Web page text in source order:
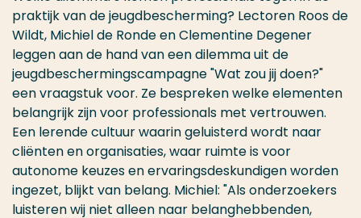
praktijk van de jeugdbescherming? Lectoren Roos de
Wildt, Michiel de Ronde en Clementine Degener
leggen aan de hand van een dilemma uit de
jeugdbeschermingscampagne "Wat zou jij doen?"
een vraagstuk voor. Ze bespreken welke elementen
belangrijk zijn voor professionals met vertrouwen.
Een lerende cultuur waarin geluisterd wordt naar
cliënten en organisaties, waar ruimte is voor
autonome keuzes en ervaringsdeskundigen worden
ingezet, blijkt van belang. Michiel: "Als onderzoekers
luisteren wij niet alleen naar belanghebbenden,